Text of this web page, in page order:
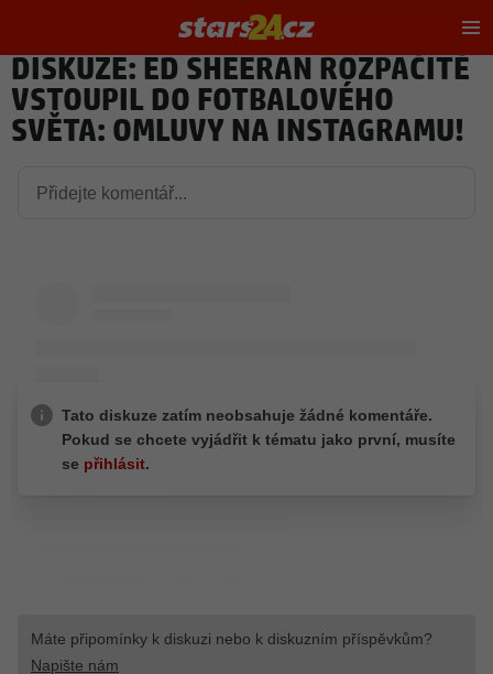
DISKUZE: ED SHEERAN ROZPAČITĚ
VSTOUPIL DO FOTBALOVÉHO
SVĚTA: OMLUVY NA INSTAGRAMU!